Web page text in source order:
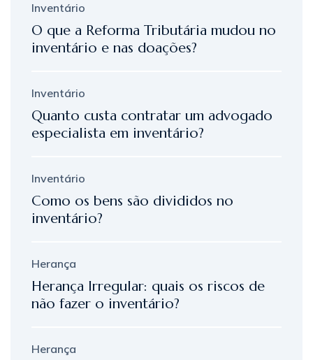
Inventário
O que a Reforma Tributária mudou no
inventário e nas doações?
Inventário
Quanto custa contratar um advogado
especialista em inventário?
Inventário
Como os bens são divididos no
inventário?
Herança
Herança Irregular: quais os riscos de
não fazer o inventário?
Herança